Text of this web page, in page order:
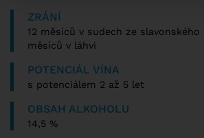
ZRÁNÍ
12 měsíců v sudech ze slavonského
měsíců v láhvi
POTENCIÁL VÍNA
s potenciálem 2 až 5 let
OBSAH ALKOHOLU
14,5 %